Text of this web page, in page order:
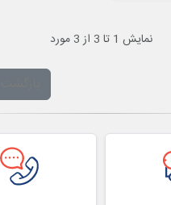
نمایش 1 تا 3 از 3 مورد